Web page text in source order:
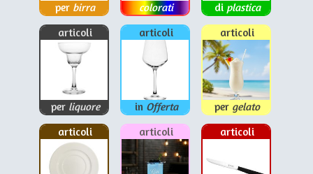
per birra colorati di plastica
articoli
per liquore
articoli
in Offerta
articoli
per gelato
articoli
articoli articoli